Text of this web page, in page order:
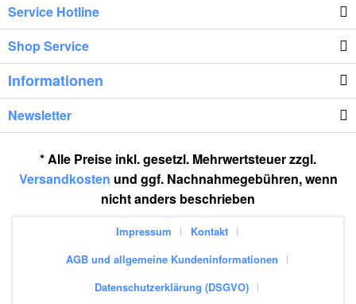
Service Hotline
Shop Service
Informationen
Newsletter
* Alle Preise inkl. gesetzl. Mehrwertsteuer zzgl.
Versandkosten und ggf. Nachnahmegebühren, wenn
nicht anders beschrieben
Impressum
Kontakt
AGB und allgemeine Kundeninformationen
Datenschutzerklärung (DSGVO)